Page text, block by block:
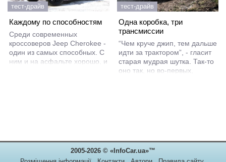
тест-драйв
Каждому по способностям
Среди современных
кроссоверов Jeep Cherokee -
один из самых способных. С
ним и на асфальте хорошо, и
тест-драйв
Одна коробка, три
трансмиссии
“Чем круче джип, тем дальше
идти за трактором”, - гласит
старая мудрая шутка. Так-то
оно так, но во-первых,
расстояние, не опасаясь
угробить трансмиссию.
2005-2026 © «InfoCar.ua»™